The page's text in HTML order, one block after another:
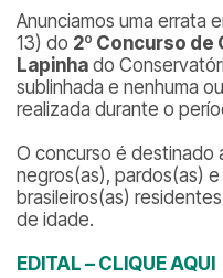
Anunciamos uma errata
13) do 2º Concurso de
Lapinha do
sublinhada e nenhuma
realizada durante o
O concurso é destinado
negros(as), pardos(as)
brasileiros(as)
de idade.
EDITAL – CLIQUE AQUI